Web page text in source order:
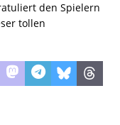
den Spielern
tollen